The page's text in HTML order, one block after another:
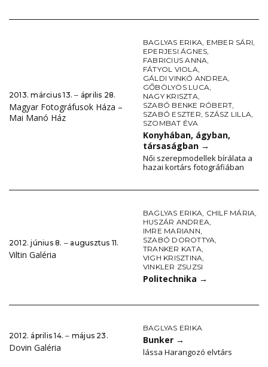
2013. március 13. ‒ április 28.
Magyar Fotográfusok Háza –
Mai Manó Ház
BAGLYAS ERIKA, EMBER SÁRI,
EPERJESI ÁGNES,
FABRICIUS ANNA,
FÁTYOL VIOLA,
GÁLDI VINKÓ ANDREA,
GŐBÖLYÖS LUCA,
NAGY KRISZTA,
SZABÓ BENKE RÓBERT,
SZABÓ ESZTER, SZÁSZ LILLA,
SZOMBAT ÉVA
Konyhában, ágyban,
társaságban →
Női szerepmodellek bírálata a
hazai kortárs fotográfiában
2012. június 8. ‒ augusztus 11.
Viltin Galéria
BAGLYAS ERIKA, CHILF MÁRIA,
HUSZÁR ANDREA,
IMRE MARIANN,
SZABÓ DOROTTYA,
TRANKER KATA,
VIGH KRISZTINA,
VINKLER ZSUZSI
Politechnika →
2012. április 14. ‒ május 23.
Dovin Galéria
BAGLYAS ERIKA
Bunker →
lássa Harangozó elvtárs